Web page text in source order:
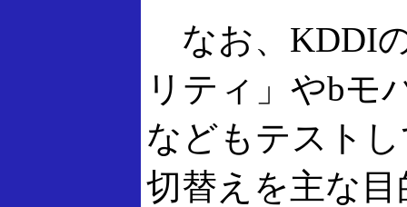
なお、KDDI
リティ」やbモ
などもテスト
切替えを主な